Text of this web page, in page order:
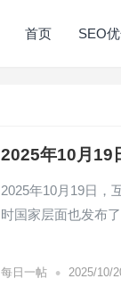
首页 SEO
2025年10月19
2025年10月19日，
时国家层面也发布
每日一帖 • 2025/10/